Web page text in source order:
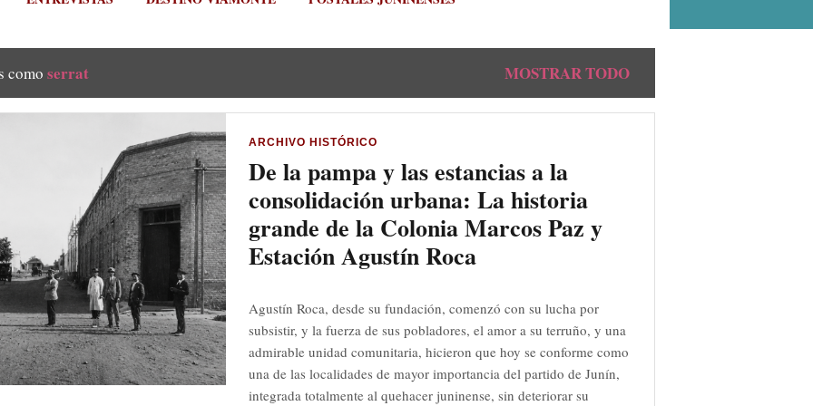
como serrat MOSTRAR TODO
ARCHIVO HISTÓRICO
De la pampa y las estancias a la
consolidación urbana: La historia
grande de la Colonia Marcos Paz y
Estación Agustín Roca
Agustín Roca, desde su fundación, comenzó con su lucha por
subsistir, y la fuerza de sus pobladores, el amor a su terruño, y una
admirable unidad comunitaria, hicieron que hoy se conforme como
una de las localidades de mayor importancia del partido de Junín,
integrada totalmente al quehacer juninense, sin deteriorar su